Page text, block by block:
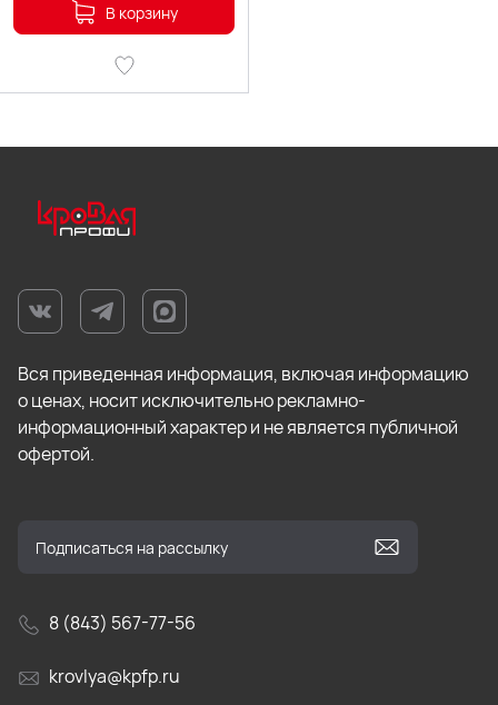
В корзину
Вся приведенная информация, включая информацию
о ценах, носит исключительно рекламно-
информационный характер и не является публичной
офертой.
8 (843) 567-77-56
krovlya@kpfp.ru